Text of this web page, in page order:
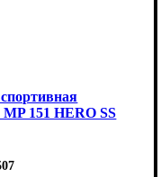
151 HERO SS